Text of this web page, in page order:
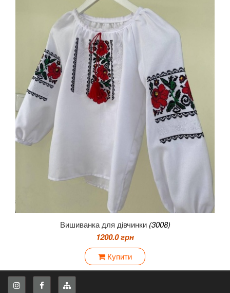
Вишиванка для дівчинки (3008)
1200.0 грн
Купити